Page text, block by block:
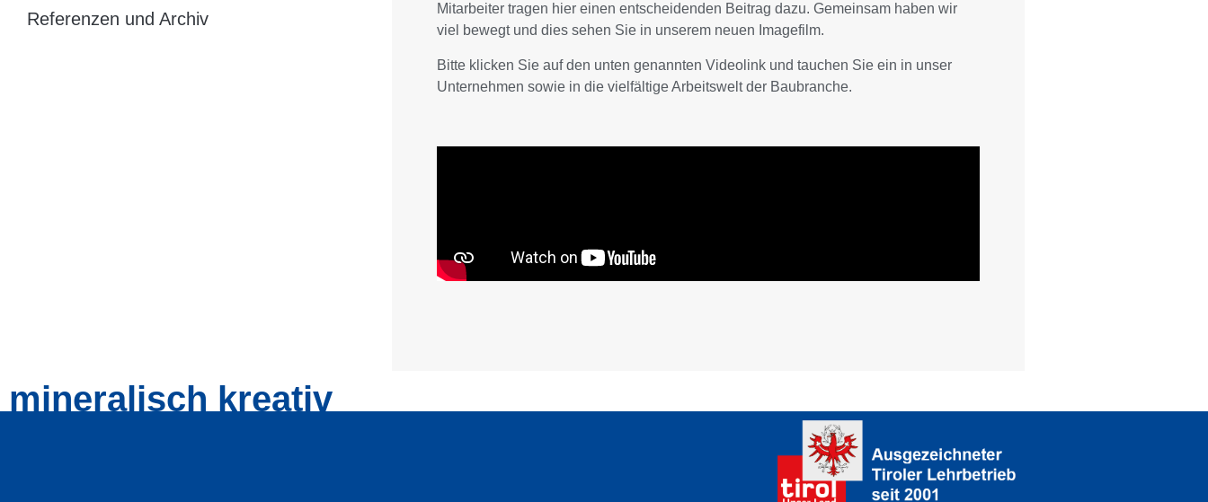
Referenzen und Archiv
Mitarbeiter tragen hier einen entscheidenden Beitrag dazu. Gemeinsam haben wir
viel bewegt und dies sehen Sie in unserem neuen Imagefilm.
Bitte klicken Sie auf den unten genannten Videolink und tauchen Sie ein in unser
Unternehmen sowie in die vielfältige Arbeitswelt der Baubranche.
mineralisch kreativ